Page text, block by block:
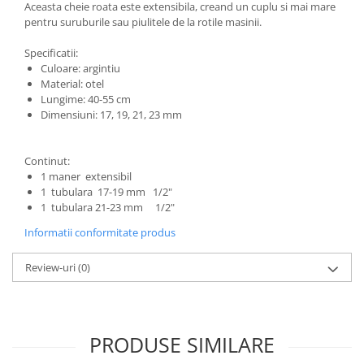
Aceasta cheie roata este extensibila, creand un cuplu si mai mare
pentru suruburile sau piulitele de la rotile masinii.
Specificatii:
Culoare: argintiu
Material: otel
Lungime: 40-55 cm
Dimensiuni: 17, 19, 21, 23 mm
Continut:
1 maner extensibil
1 tubulara 17-19 mm 1/2"
1 tubulara 21-23 mm 1/2"
Informatii conformitate produs
Review-uri(0)
PRODUSE SIMILARE